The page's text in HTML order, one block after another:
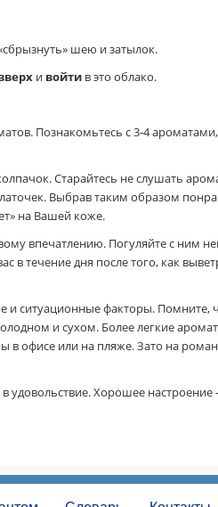
шею и затылок.
и войти в это облако.
Познакомьтесь с 3-4
Старайтесь не слушать
Выбрав таким образом
на Вашей коже.
впечатлению. Погуляйте с ним
в течение дня после того, как
и ситуационные факторы. Помните,
и сухом. Более легкие
в офисе или на пляже. Зато на
удовольствие. Хорошее